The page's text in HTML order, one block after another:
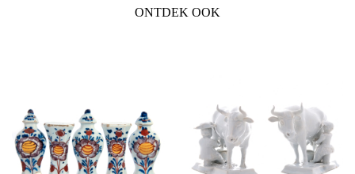
ONTDEK OOK